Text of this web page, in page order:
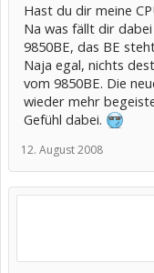
Hast du dir meine
Na was fällt dir
9850BE, das BE
Naja egal, nichts
vom 9850BE. Die
wieder mehr
Gefühl dabei.
12. August 2008